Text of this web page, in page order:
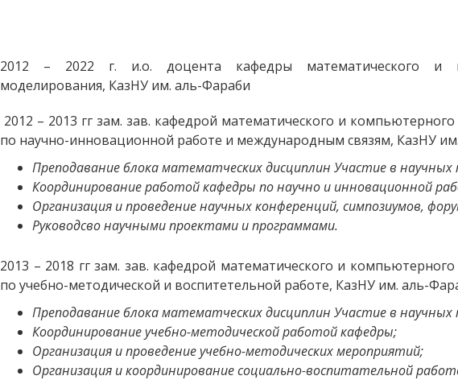
2012 – 2022 г. и.о. доцента кафедры математического и
моделирования, КазНУ им. аль-Фараби
2012 – 2013 гг зам. зав. кафедрой математического и
по научно-инновационной работе и международным связям, КазНУ
Преподавание блока математческих дисциплин Участие в научных
Координирование работой кафедры по научно и инновационной
Организация и проведение научных конференций, симпозиумов,
Руководсво научными проектами и программами.
2013 – 2018 гг зам. зав. кафедрой математического и
по учебно-методической и воспитетельной работе, КазНУ им. аль-
Преподавание блока математческих дисциплин Участие в научных
Координирование учебно-методической работой кафедры;
Организация и проведение учебно-методических мероприятий;
Организация и координирование социально-воспитательной